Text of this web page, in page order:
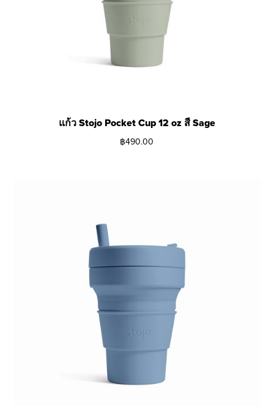
แก้ว Stojo Pocket Cup 12 oz สี Sage
฿490.00